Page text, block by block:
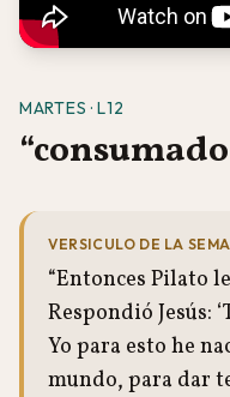
MARTES · L12
VERSICULO DE LA
“Entonces Pilato
Respondió Jesús:
Yo para esto he
mundo, para dar